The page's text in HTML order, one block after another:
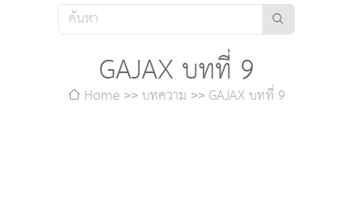
GAJAX บทที่ 9
Home บทความ GAJAX บทที่ 9